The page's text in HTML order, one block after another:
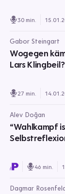
30 min.
Gabor Steingart
Wogegen
Lars Klingbeil?
27 min.
Alev Doğan
“Wahlkampf
46 min.
Dagmar